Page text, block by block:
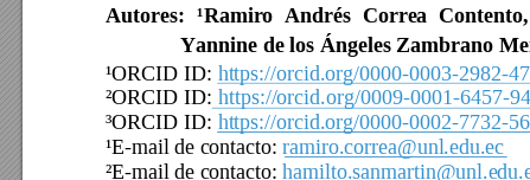
Autores: ¹Ramiro Andrés Correa Contento,
Yannine de los Ángeles Zambrano
¹ORCID ID: https://orcid.org/0000-0003-2982-
²ORCID ID: https://orcid.org/0009-0001-6457-
³ORCID ID: https://orcid.org/0000-0002-7732-
¹E-mail de contacto: ramiro.correa@unl.edu.ec
²E-mail de contacto: